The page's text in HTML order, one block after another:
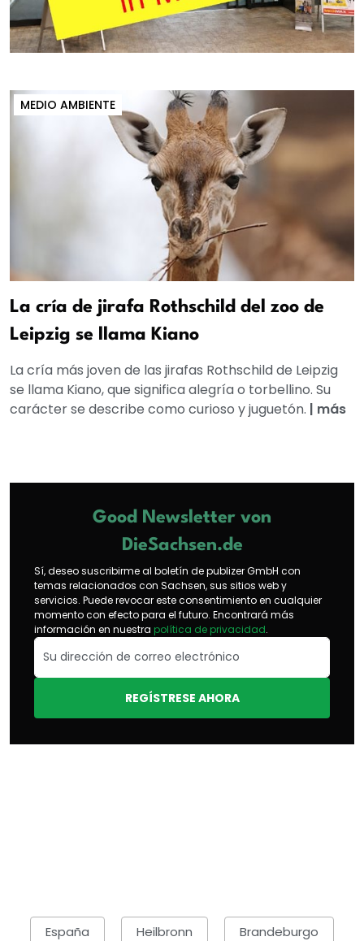
MEDIO AMBIENTE
La cría de jirafa Rothschild del zoo de
Leipzig se llama Kiano
La cría más joven de las jirafas Rothschild de Leipzig
se llama Kiano, que significa alegría o torbellino. Su
carácter se describe como curioso y juguetón. | más
Good Newsletter von
DieSachsen.de
Sí, deseo suscribirme al boletín de publizer GmbH con
temas relacionados con Sachsen, sus sitios web y
servicios. Puede revocar este consentimiento en cualquier
momento con efecto para el futuro. Encontrará más
información en nuestra política de privacidad.
REGÍSTRESE AHORA
España Heilbronn Brandeburgo